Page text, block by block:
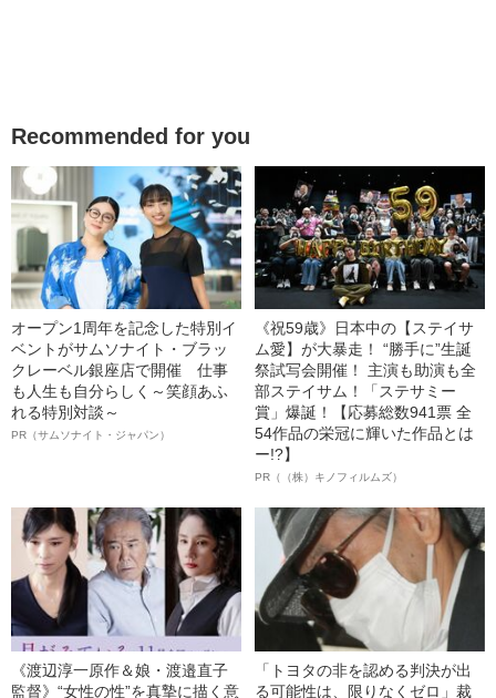
Recommended for you
オープン1周年を記念した特別イ
ベントがサムソナイト・ブラッ
クレーベル銀座店で開催 仕事
も人生も自分らしく～笑顔あふ
れる特別対談～
PR（サムソナイト・ジャパン）
《祝59歳》日本中の【ステイサ
ム愛】が大暴走！ “勝手に”生誕
祭試写会開催！ 主演も助演も全
部ステイサム！「ステサミー
賞」爆誕！【応募総数941票 全
54作品の栄冠に輝いた作品とは
ー!?】
PR（（株）キノフィルムズ）
《渡辺淳一原作＆娘・渡邉直子
監督》“女性の性”を真摯に描く意
「トヨタの非を認める判決が出
る可能性は、限りなくゼロ」裁